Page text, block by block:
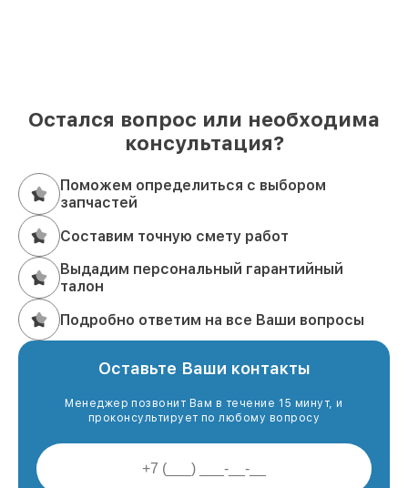
Остался вопрос или необходима
консультация?
Поможем определиться с выбором
запчастей
Составим точную смету работ
Выдадим персональный гарантийный
талон
Подробно ответим на все Ваши вопросы
Оставьте Ваши контакты
Менеджер позвонит Вам в течение 15 минут, и
проконсультирует по любому вопросу